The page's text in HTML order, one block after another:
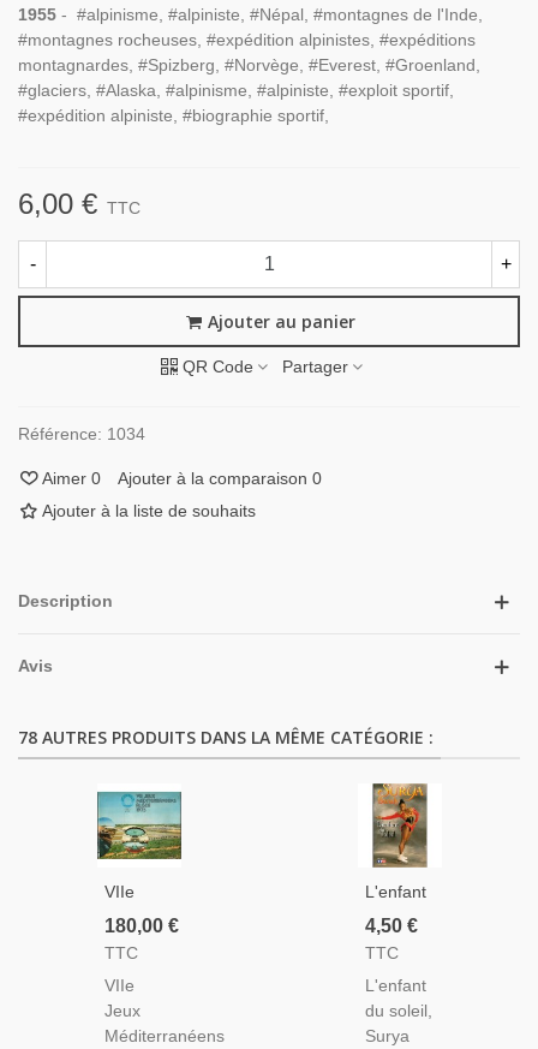
1955 - #alpinisme, #alpiniste, #Népal, #montagnes de l'Inde,
#montagnes rocheuses, #expédition alpinistes, #expéditions
montagnardes, #Spizberg, #Norvège, #Everest, #Groenland,
#glaciers, #Alaska, #alpinisme, #alpiniste, #exploit sportif,
#expédition alpiniste, #biographie sportif,
6,00 € TTC
- +
Ajouter au panier
QR Code Partager
Référence: 1034
Aimer 0 Ajouter à la comparaison 0
Ajouter à la liste de souhaits
Description
Avis
78 AUTRES PRODUITS DANS LA MÊME CATÉGORIE :
VIIe
Jeux
Méditerranéens
1975 -
Algérie,
Sports,
180,00 €
TTC
VIIe
Jeux
Méditerranéens
L'enfant
Du
Soleil,
Bonaly,
1995 -
Biographie
4,50 €
TTC
L'enfant
du soleil,
Surya